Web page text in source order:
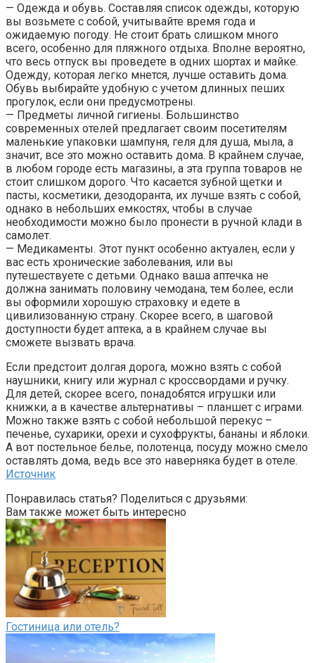
— Одежда и обувь. Составляя список одежды, которую
вы возьмете с собой, учитывайте время года и
ожидаемую погоду. Не стоит брать слишком много
всего, особенно для пляжного отдыха. Вполне вероятно,
что весь отпуск вы проведете в одних шортах и майке.
Одежду, которая легко мнется, лучше оставить дома.
Обувь выбирайте удобную с учетом длинных пеших
прогулок, если они предусмотрены.
— Предметы личной гигиены. Большинство
современных отелей предлагает своим посетителям
маленькие упаковки шампуня, геля для душа, мыла, а
значит, все это можно оставить дома. В крайнем случае,
в любом городе есть магазины, а эта группа товаров не
стоит слишком дорого. Что касается зубной щетки и
пасты, косметики, дезодоранта, их лучше взять с собой,
однако в небольших емкостях, чтобы в случае
необходимости можно было пронести в ручной клади в
самолет.
— Медикаменты. Этот пункт особенно актуален, если у
вас есть хронические заболевания, или вы
путешествуете с детьми. Однако ваша аптечка не
должна занимать половину чемодана, тем более, если
вы оформили хорошую страховку и едете в
цивилизованную страну. Скорее всего, в шаговой
доступности будет аптека, а в крайнем случае вы
сможете вызвать врача.
Если предстоит долгая дорога, можно взять с собой
наушники, книгу или журнал с кроссвордами и ручку.
Для детей, скорее всего, понадобятся игрушки или
книжки, а в качестве альтернативы – планшет с играми.
Можно также взять с собой небольшой перекус –
печенье, сухарики, орехи и сухофрукты, бананы и яблоки.
А вот постельное белье, полотенца, посуду можно смело
оставлять дома, ведь все это наверняка будет в отеле.
Источник
Понравилась статья? Поделиться с друзьями:
Вам также может быть интересно
Гостиница или отель?